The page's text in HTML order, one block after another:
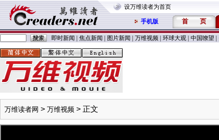
设万维读者为首页
手机版 首 页
即时新闻 焦点新闻 图片新闻 万维视频 环球大观 中国嘹望
万维读者网 > 万维视频 > 正文